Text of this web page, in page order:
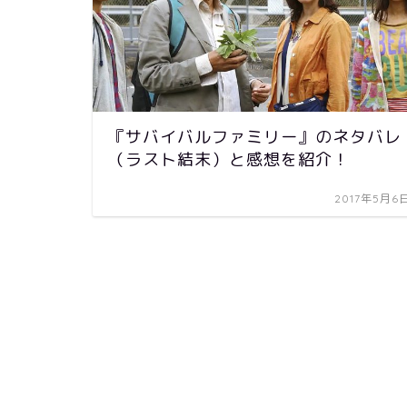
『サバイバルファミリー』のネタバレ
（ラスト結末）と感想を紹介！
2017年5月6